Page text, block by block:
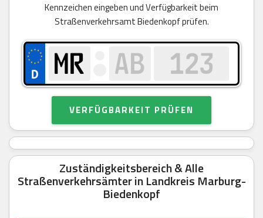
Kennzeichen eingeben und Verfügbarkeit beim
Straßenverkehrsamt Biedenkopf prüfen.
VERFÜGBARKEIT PRÜFEN
Zuständigkeitsbereich & Alle
Straßenverkehrsämter in Landkreis Marburg-
Biedenkopf